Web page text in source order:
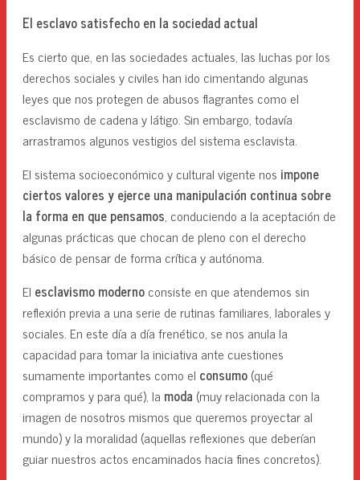
El esclavo satisfecho en la sociedad actual
Es cierto que, en las sociedades actuales, las luchas por los
derechos sociales y civiles han ido cimentando algunas
leyes que nos protegen de abusos flagrantes como el
esclavismo de cadena y látigo. Sin embargo, todavía
arrastramos algunos vestigios del sistema esclavista.
El sistema socioeconómico y cultural vigente nos impone
ciertos valores y ejerce una manipulación continua sobre
la forma en que pensamos, conduciendo a la aceptación de
algunas prácticas que chocan de pleno con el derecho
básico de pensar de forma crítica y autónoma.
El esclavismo modernoconsiste en que atendemos sin
reflexión previa a una serie de rutinas familiares, laborales y
sociales. En este día a día frenético, se nos anula la
capacidad para tomar la iniciativa ante cuestiones
sumamente importantes como el consumo(qué
compramos y para qué), la moda (muy relacionada con la
imagen de nosotros mismos que queremos proyectar al
mundo) y la moralidad (aquellas reflexiones que deberían
guiar nuestros actos encaminados hacia fines concretos).